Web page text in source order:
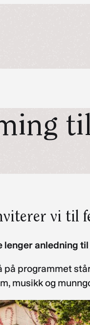
vi til
anledning til
programmet
musikk og